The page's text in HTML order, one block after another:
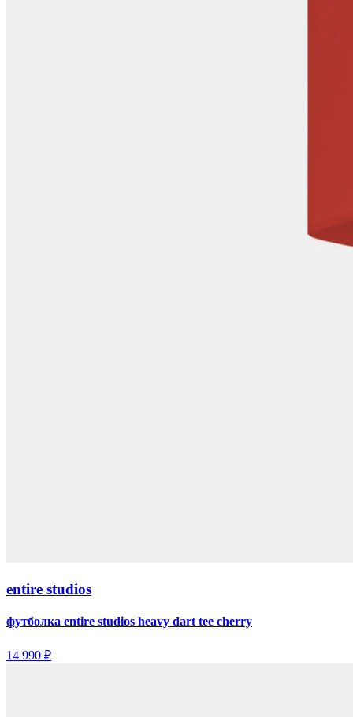
entire studios
футболка entire studios heavy dart tee cherry
14 990 ₽